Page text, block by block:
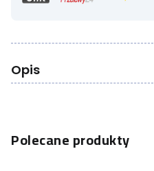
Opis
Polecane produkty